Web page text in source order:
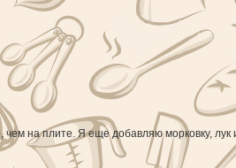
на плите. Я еще добавляю морковку,